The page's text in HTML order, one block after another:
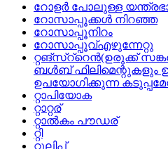
റോളര്‍ പോലുള്ള
റോസാപ്പൂക്കള്‍ നിറഞ്ഞ
റോസാപ്പൂനിറം
റോസാപ്പൂവ്എഴുന്നേറ്റു
റ്റങ്‌സ്‌റ്‌റെന്‍(ഉരുക്ക്‌
ബള്‍ബ്‌ ഫിലിമെന്റുകളും
ഉപയോഗിക്കുന്ന
റ്റാപിയോക
റ്റാറ്റര്
റ്റാല്‍കം പൗഡര്
റ്റി
റ്റുലിപ്